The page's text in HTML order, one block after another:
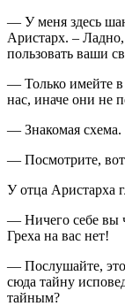
— У меня здесь
Аристарх. – Ладно,
пользовать ваши
— Только имейте в
нас, иначе они не
— Знакомая схема.
— Посмотрите, вот
У отца Аристарха
— Ничего себе вы
Греха на вас нет!
— Послушайте,
сюда тайну
тайным?